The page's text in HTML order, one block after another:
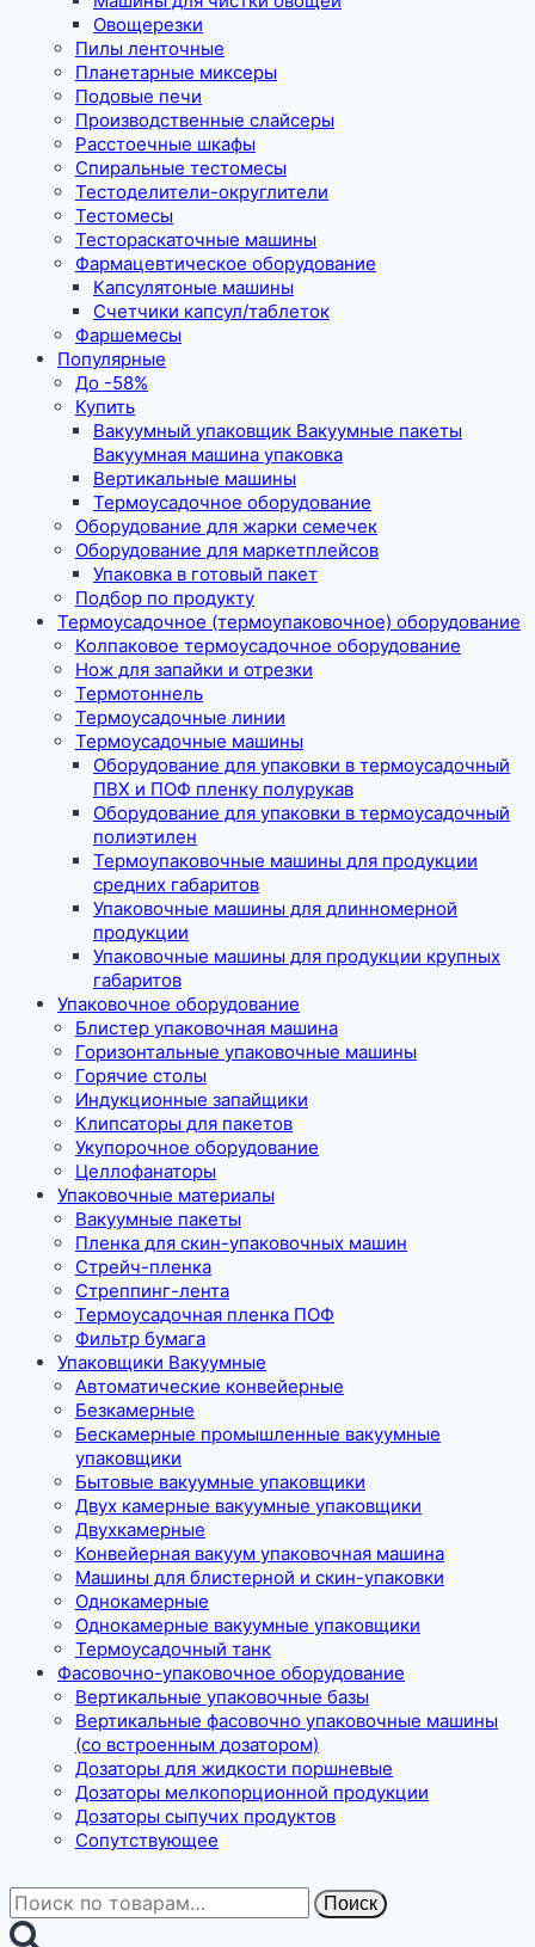
Овощерезки
Пилы ленточные
Планетарные миксеры
Подовые печи
Производственные слайсеры
Расстоечные шкафы
Спиральные тестомесы
Тестоделители-округлители
Тестомесы
Тестораскаточные машины
Фармацевтическое оборудование
Капсулятоные машины
Счетчики капсул/таблеток
Фаршемесы
Популярные
До -58%
Купить
Вакуумный упаковщик Вакуумные пакеты
Вакуумная машина упаковка
Вертикальные машины
Термоусадочное оборудование
Оборудование для жарки семечек
Оборудование для маркетплейсов
Упаковка в готовый пакет
Подбор по продукту
Термоусадочное (термоупаковочное) оборудование
Колпаковое термоусадочное оборудование
Нож для запайки и отрезки
Термотоннель
Термоусадочные линии
Термоусадочные машины
Оборудование для упаковки в термоусадочный
ПВХ и ПОФ пленку полурукав
Оборудование для упаковки в термоусадочный
полиэтилен
Термоупаковочные машины для продукции
средних габаритов
Упаковочные машины для длинномерной
продукции
Упаковочные машины для продукции крупных
габаритов
Упаковочное оборудование
Блистер упаковочная машина
Горизонтальные упаковочные машины
Горячие столы
Индукционные запайщики
Клипсаторы для пакетов
Укупорочное оборудование
Целлофанаторы
Упаковочные материалы
Вакуумные пакеты
Пленка для скин-упаковочных машин
Стрейч-пленка
Стреппинг-лента
Термоусадочная пленка ПОФ
Фильтр бумага
Упаковщики Вакуумные
Автоматические конвейерные
Безкамерные
Бескамерные промышленные вакуумные
упаковщики
Бытовые вакуумные упаковщики
Двух камерные вакуумные упаковщики
Двухкамерные
Конвейерная вакуум упаковочная машина
Машины для блистерной и скин-упаковки
Однокамерные
Однокамерные вакуумные упаковщики
Термоусадочный танк
Фасовочно-упаковочное оборудование
Вертикальные упаковочные базы
Вертикальные фасовочно упаковочные машины
(со встроенным дозатором)
Дозаторы для жидкости поршневые
Дозаторы мелкопорционной продукции
Дозаторы сыпучих продуктов
Сопутствующее
Искать: Поиск